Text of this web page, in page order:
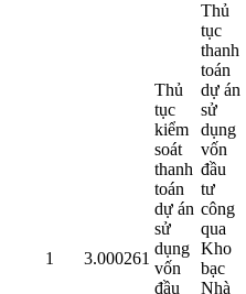
1 3.000261
Thủ
tục
kiểm
soát
thanh
toán
dự án
sử
dụng
vốn
đầu
Thủ
tục
thanh
toán
dự án
sử
dụng
vốn
đầu
tư
công
qua
Kho
bạc
Nhà